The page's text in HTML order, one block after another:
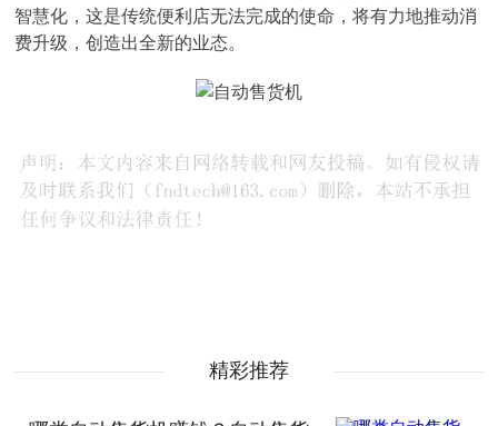
智慧化，这是传统便利店无法完成的使命，将有力地推动消
费升级，创造出全新的业态。
精彩推荐